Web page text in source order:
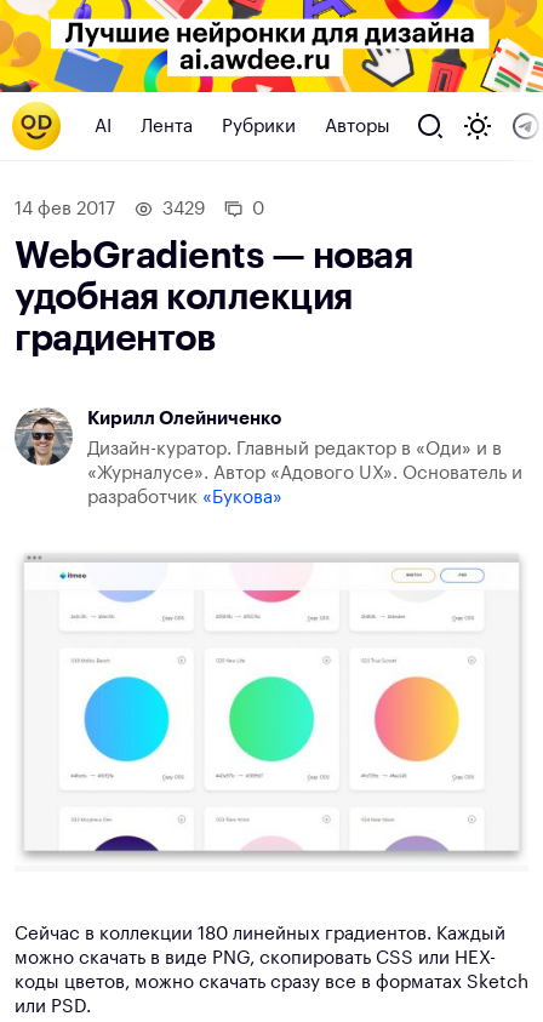
AI Лента Рубрики Авторы
14 фев 2017 3429 0
WebGradients — новая
удобная коллекция
градиентов
Кирилл Олейниченко
Дизайн-куратор. Главный редактор в «Оди» и в
«Журналусе». Автор «Адового UX». Основатель и
разработчик «Букова»
Сейчас в коллекции 180 линейных градиентов. Каждый
можно скачать в виде PNG, скопировать CSS или HEX-
коды цветов, можно скачать сразу все в форматах Sketch
или PSD.